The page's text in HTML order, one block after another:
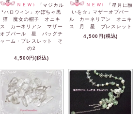
ＮＥＷ♪
「マジカル
*ハロウィン」かぼちゃ黒
猫 魔女の帽子 オニキ
ス カーネリアン マザー
オブパール 星 バッグチ
ャーム・ブレスレット そ
の2
4,500円(税込)
ＮＥＷ♪
「星月に願
いを☆」マザーオブパー
ル カーネリアン オニキ
ス 月 星 ブレスレット
4,500円(税込)